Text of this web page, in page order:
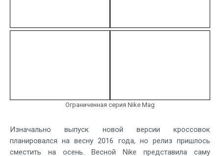
Ограниченная серия Nike Mag
Изначально выпуск новой версии кроссовок
планировался на весну 2016 года, но релиз пришлось
сместить на осень. Весной Nike представила саму